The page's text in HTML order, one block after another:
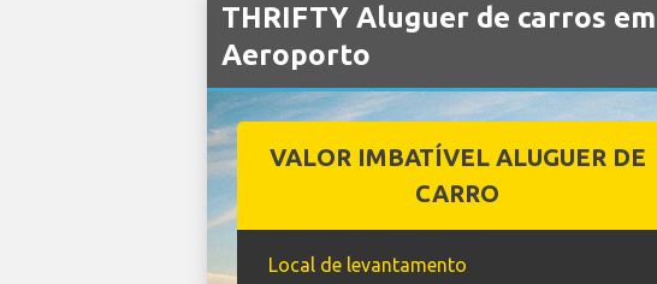
THRIFTY Aluguer de carros
Aeroporto
VALOR IMBATÍVEL ALUGUER DE
CARRO
Local de levantamento